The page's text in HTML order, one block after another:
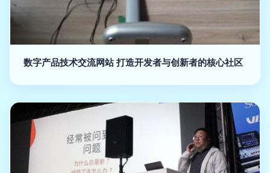
数字产品技术交流网站 打造开发者与创新者的核心社区